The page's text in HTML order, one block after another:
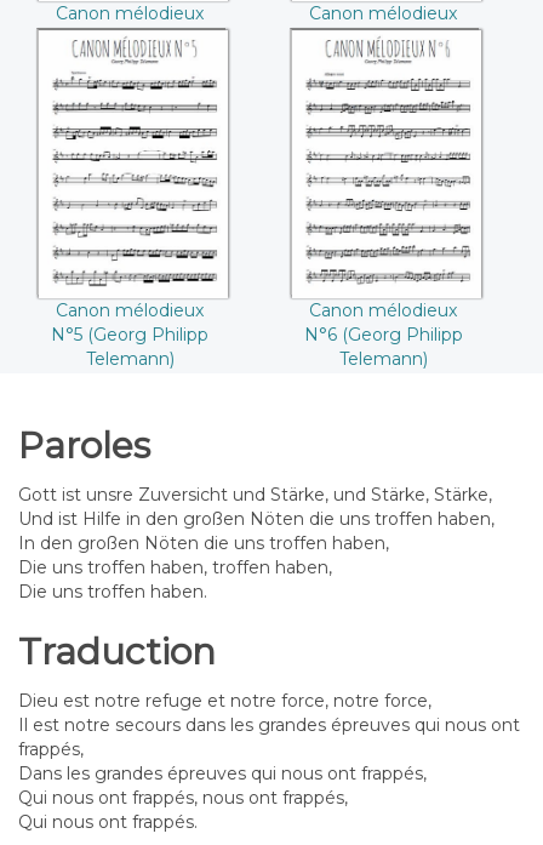
Canon mélodieux
N°3 (Georg Philipp
Telemann)
Canon mélodieux
N°4 (Georg Philipp
Telemann)
Canon mélodieux
N°5 ((Georg Philipp
Telemann))
Canon mélodieux
N°5 (Georg Philipp
Telemann)
Canon mélodieux
N°6 ((Georg Philipp
Telemann))
Canon mélodieux
N°6 (Georg Philipp
Telemann)
Paroles
Gott ist unsre Zuversicht und Stärke, und Stärke, Stärke,
Und ist Hilfe in den großen Nöten die uns troffen haben,
In den großen Nöten die uns troffen haben,
Die uns troffen haben, troffen haben,
Die uns troffen haben.
Traduction
Dieu est notre refuge et notre force, notre force,
Il est notre secours dans les grandes épreuves qui nous ont
frappés,
Dans les grandes épreuves qui nous ont frappés,
Qui nous ont frappés, nous ont frappés,
Qui nous ont frappés.